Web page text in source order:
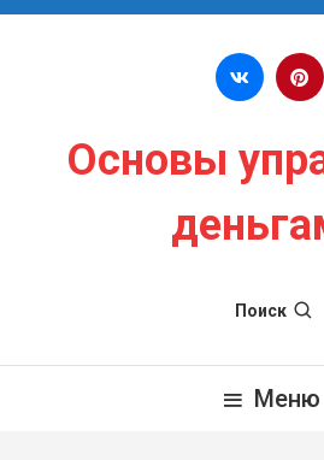
Перейти к содержимому
Основы
Поиск
Меню